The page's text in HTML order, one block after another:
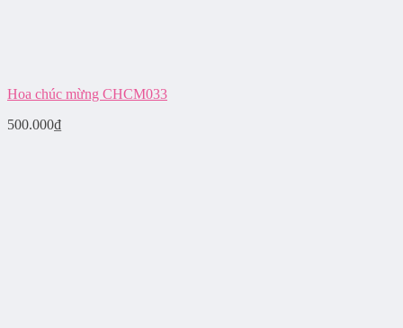
Hoa chúc mừng CHCM033
500.000₫